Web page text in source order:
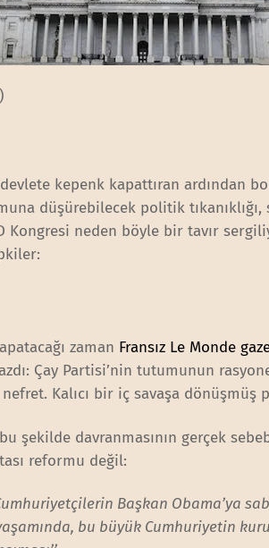
kepenk kapattıran ardından
düşürebilecek politik
Kongresi neden böyle bir tavır
zaman Fransız Le Monde
Çay Partisi’nin tutumunun
Kalıcı bir iç savaşa dönüşmüş
şekilde davranmasının gerçek
reformu değil:
Cumhuriyetçilerin Başkan Obama’ya
bu büyük Cumhuriyetin